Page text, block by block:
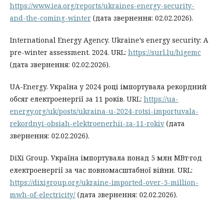
https://www.iea.org/reports/ukraines-energy-security-
and-the-coming-winter (дата звернення: 02.02.2026).
International Energy Agency. Ukraine’s energy security: A
pre-winter assessment. 2024. URL: https://surl.lu/higemc
(дата звернення: 02.02.2026).
UA-Energy. Україна у 2024 році імпортувала рекордний
обсяг електроенергії за 11 років. URL: https://ua-
energy.org/uk/posts/ukraina-u-2024-rotsi-importuvala-
rekordnyi-obsiah-elektroenerhii-za-11-rokiv (дата
звернення: 02.02.2026).
DiXi Group. Україна імпортувала понад 5 млн МВт·год
електроенергії за час повномасштабної війни. URL:
https://dixigroup.org/ukraine-imported-over-5-million-
mwh-of-electricity/ (дата звернення: 02.02.2026).